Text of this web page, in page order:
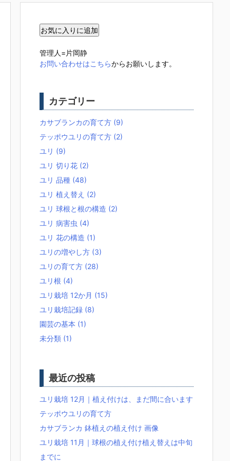
管理人=片岡静
お問い合わせはこちらからお願いします。
カテゴリー
カサブランカの育て方 (9)
テッポウユリの育て方 (2)
ユリ (9)
ユリ 切り花 (2)
ユリ 品種 (48)
ユリ 植え替え (2)
ユリ 球根と根の構造 (2)
ユリ 病害虫 (4)
ユリ 花の構造 (1)
ユリの増やし方 (3)
ユリの育て方 (28)
ユリ根 (4)
ユリ栽培 12か月 (15)
ユリ栽培記録 (8)
園芸の基本 (1)
未分類 (1)
最近の投稿
ユリ栽培 12月｜植え付けは、まだ間に合います
テッポウユリの育て方
カサブランカ 鉢植えの植え付け 画像
ユリ栽培 11月｜球根の植え付け植え替えは中旬
までに